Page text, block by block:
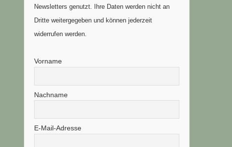
Newsletters genutzt. Ihre Daten werden nicht an
Dritte weitergegeben und können jederzeit
widerrufen werden.
Vorname
Nachname
E-Mail-Adresse